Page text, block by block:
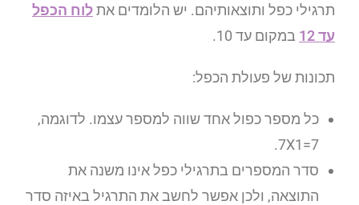
תרגילי כפל ותוצאותיהם. יש הלומדים אתלוח הכפל
עד 12
במקום עד 10.
תכונות של פעולת הכפל:
כל מספר כפול אחד שווה למספר עצמו. לדוגמה,
7=7X1.
סדר המספרים בתרגילי כפל אינו משנה את
התוצאה, ולכן אפשר לחשב את התרגיל באיזה סדר